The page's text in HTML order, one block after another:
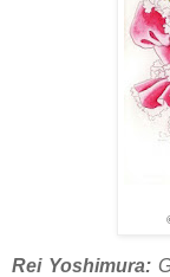
Rei Yoshimura: